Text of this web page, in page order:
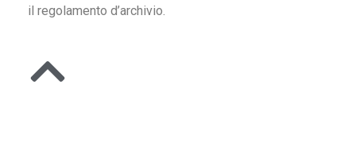
il regolamento d’archivio.